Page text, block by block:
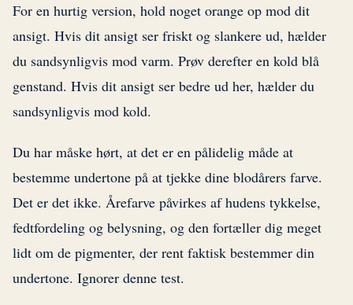
For en hurtig version, hold noget orange op mod dit
ansigt. Hvis dit ansigt ser friskt og slankere ud, hælder
du sandsynligvis mod varm. Prøv derefter en kold blå
genstand. Hvis dit ansigt ser bedre ud her, hælder du
sandsynligvis mod kold.
Du har måske hørt, at det er en pålidelig måde at
bestemme undertone på at tjekke dine blodårers farve.
Det er det ikke. Årefarve påvirkes af hudens tykkelse,
fedtfordeling og belysning, og den fortæller dig meget
lidt om de pigmenter, der rent faktisk bestemmer din
undertone. Ignorer denne test.